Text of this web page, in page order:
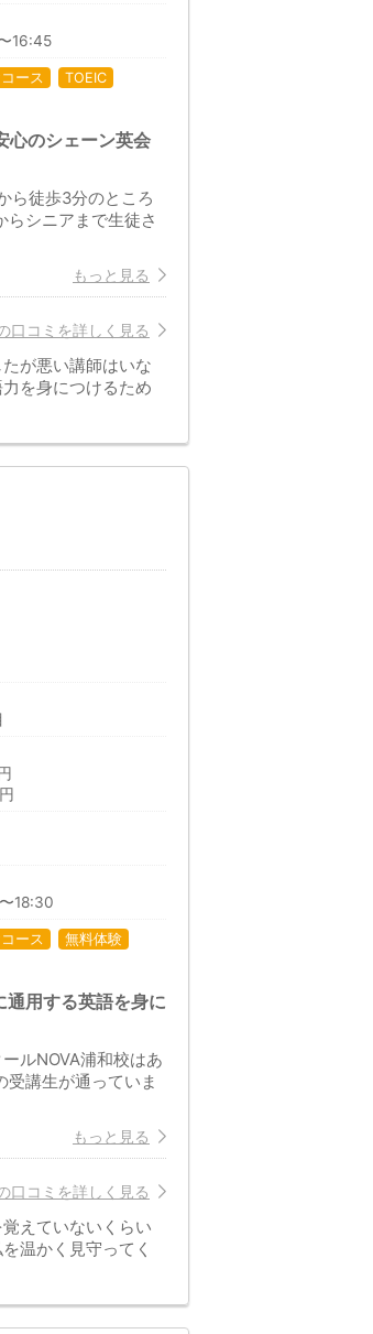
16:45
ース
TOEIC
心のシェーン英会
ら徒歩3分のところ
シニアまで生徒さ
もっと見る
口コミを詳しく見る
が悪い講師はいな
を身につけるため
18:30
ース
無料体験
用する英語を身に
ルNOVA浦和校はあ
受講生が通っていま
もっと見る
口コミを詳しく見る
えていないくらい
温かく見守ってく